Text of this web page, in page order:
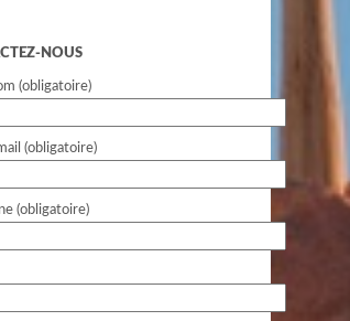
NOUS
(obligatoire)
(obligatoire)
(obligatoire)